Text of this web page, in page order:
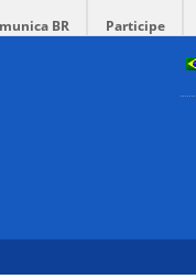
BR Participe